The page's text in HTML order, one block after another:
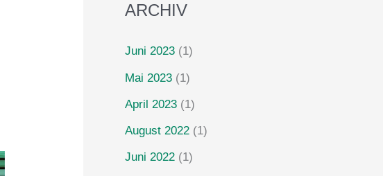
ARCHIV
Juni 2023 (1)
Mai 2023 (1)
April 2023 (1)
August 2022 (1)
Juni 2022 (1)